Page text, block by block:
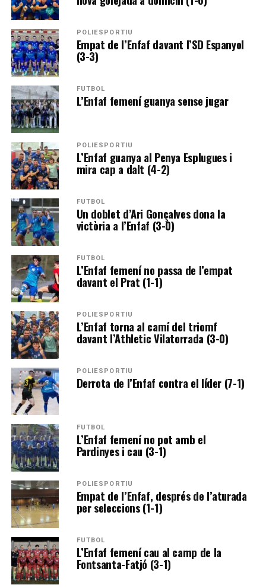
POLIESPORTIU
Empat de l’Enfaf davant l’SD Espanyol
(3-3)
FUTBOL
L’Enfaf femení guanya sense jugar
POLIESPORTIU
L’Enfaf guanya al Penya Esplugues i
mira cap a dalt (4-2)
FUTBOL
Un doblet d’Ari Gonçalves dona la
victòria a l’Enfaf (3-0)
FUTBOL
L’Enfaf femení no passa de l’empat
davant el Prat (1-1)
POLIESPORTIU
L’Enfaf torna al camí del triomf
davant l’Athletic Vilatorrada (3-0)
POLIESPORTIU
Derrota de l’Enfaf contra el líder (7-1)
FUTBOL
L’Enfaf femení no pot amb el
Pardinyes i cau (3-1)
POLIESPORTIU
Empat de l’Enfaf, després de l’aturada
per seleccions (1-1)
FUTBOL
L’Enfaf femení cau al camp de la
Fontsanta-Fatjó (3-1)